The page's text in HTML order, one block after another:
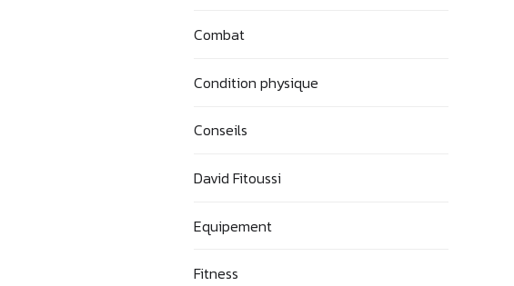
Combat
Condition physique
Conseils
David Fitoussi
Equipement
Fitness